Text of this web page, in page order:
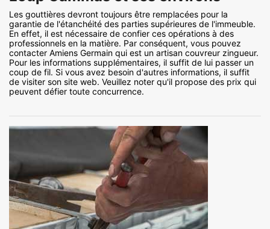
Les gouttières devront toujours être remplacées pour la
garantie de l'étanchéité des parties supérieures de l'immeuble.
En effet, il est nécessaire de confier ces opérations à des
professionnels en la matière. Par conséquent, vous pouvez
contacter Amiens Germain qui est un artisan couvreur zingueur.
Pour les informations supplémentaires, il suffit de lui passer un
coup de fil. Si vous avez besoin d'autres informations, il suffit
de visiter son site web. Veuillez noter qu'il propose des prix qui
peuvent défier toute concurrence.